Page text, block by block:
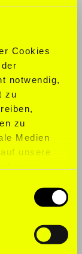
Cookies
notwendig,
zu
zu
Medien
unsere
Medien,
Partner
mit
Fitness,